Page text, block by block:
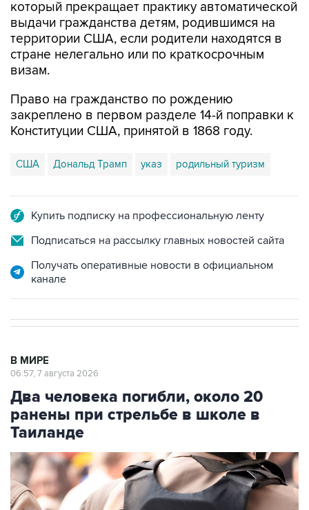
который прекращает практику автоматической
выдачи гражданства детям, родившимся на
территории США, если родители находятся в
стране нелегально или по краткосрочным
визам.
Право на гражданство по рождению
закреплено в первом разделе 14-й поправки к
Конституции США, принятой в 1868 году.
США Дональд Трамп указ родильный туризм
Купить подписку на профессиональную ленту
Подписаться на рассылку главных новостей сайта
Получать оперативные новости в официальном
канале
В МИРЕ
06:57, 7 августа 2026
Два человека погибли, около 20
ранены при стрельбе в школе в
Таиланде